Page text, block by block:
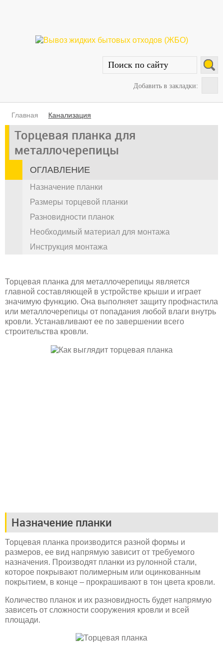
Добавить в закладки:
Главная Канализация
Торцевая планка для
металлочерепицы
ОГЛАВЛЕНИЕ
Назначение планки
Размеры торцевой планки
Разновидности планок
Необходимый материал для монтажа
Инструкция монтажа
Торцевая планка для металлочерепицы является
главной составляющей в устройстве крыши и играет
значимую функцию. Она выполняет защиту профнастила
или металлочерепицы от попадания любой влаги внутрь
кровли. Устанавливают ее по завершении всего
строительства кровли.
Назначение планки
Торцевая планка производится разной формы и
размеров, ее вид напрямую зависит от требуемого
назначения. Производят планки из рулонной стали,
которое покрывают полимерным или оцинкованным
покрытием, в конце – прокрашивают в тон цвета кровли.
Количество планок и их разновидность будет напрямую
зависеть от сложности сооружения кровли и всей
площади.